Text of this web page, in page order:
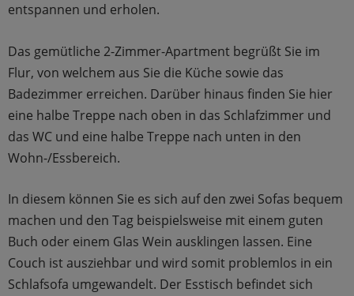
entspannen und erholen.
Das gemütliche 2-Zimmer-Apartment begrüßt Sie im
Flur, von welchem aus Sie die Küche sowie das
Badezimmer erreichen. Darüber hinaus finden Sie hier
eine halbe Treppe nach oben in das Schlafzimmer und
das WC und eine halbe Treppe nach unten in den
Wohn-/Essbereich.
In diesem können Sie es sich auf den zwei Sofas bequem
machen und den Tag beispielsweise mit einem guten
Buch oder einem Glas Wein ausklingen lassen. Eine
Couch ist ausziehbar und wird somit problemlos in ein
Schlafsofa umgewandelt. Der Esstisch befindet sich